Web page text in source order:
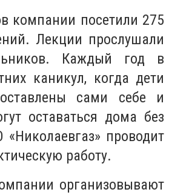
компании посетили 275
Лекции прослушали
Каждый год в
каникул, когда дети
сами себе и
оставаться дома без
проводит
работу.
организовывают